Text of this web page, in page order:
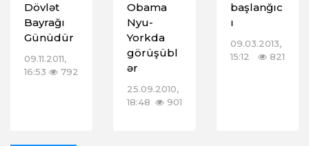
Dövlət
Bayrağı
Günüdür
09.11.2011,
16:53
792
Obama
Nyu-
Yorkda
görüşübl
ər
25.09.2010,
18:48
901
başlanğıc
ı
09.03.2013,
15:12
821